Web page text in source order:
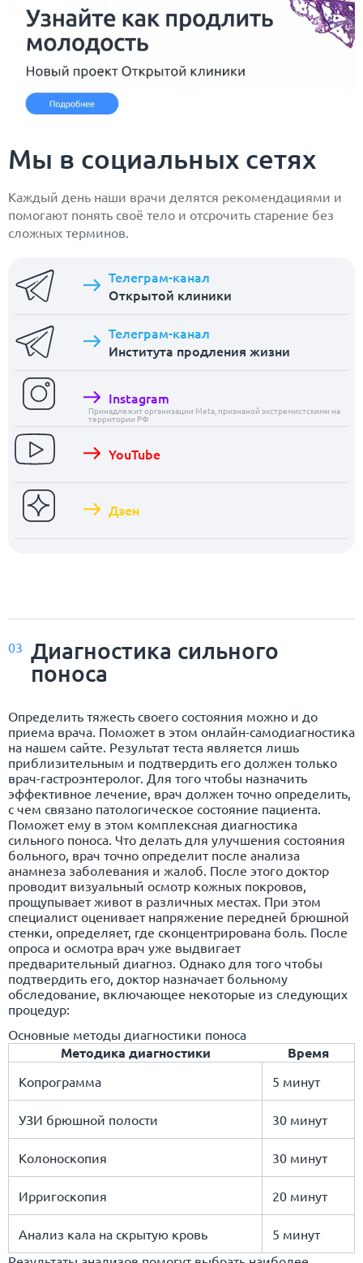
Мы в социальных сетях
Каждый день наши врачи делятся рекомендациями и
помогают понять своё тело и отсрочить старение без
сложных терминов.
Телеграм-канал
Открытой клиники
Телеграм-канал
Института продления жизни
Instagram
Принадлежит организации Meta, признаной экстремистскими на
территории РФ
YouTube
Дзен
03 Диагностика сильного
поноса
Определить тяжесть своего состояния можно и до
приема врача. Поможет в этом онлайн-самодиагностика
на нашем сайте. Результат теста является лишь
приблизительным и подтвердить его должен только
врач-гастроэнтеролог. Для того чтобы назначить
эффективное лечение, врач должен точно определить,
с чем связано патологическое состояние пациента.
Поможет ему в этом комплексная диагностика
сильного поноса. Что делать для улучшения состояния
больного, врач точно определит после анализа
анамнеза заболевания и жалоб. После этого доктор
проводит визуальный осмотр кожных покровов,
прощупывает живот в различных местах. При этом
специалист оценивает напряжение передней брюшной
стенки, определяет, где сконцентрирована боль. После
опроса и осмотра врач уже выдвигает
предварительный диагноз. Однако для того чтобы
подтвердить его, доктор назначает больному
обследование, включающее некоторые из следующих
процедур:
Основные методы диагностики поноса
Методика диагностики Время
Копрограмма 5 минут
УЗИ брюшной полости 30 минут
Колоноскопия 30 минут
Ирригоскопия 20 минут
Анализ кала на скрытую кровь
5 минут